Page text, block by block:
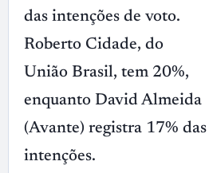
das intenções de voto.
Roberto Cidade, do
União Brasil, tem 20%,
enquanto David Almeida
(Avante) registra 17% das
intenções.